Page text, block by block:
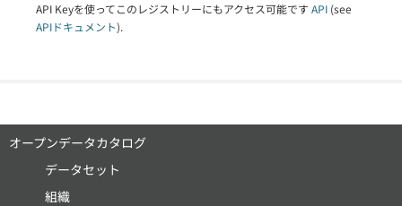
API Keyを使ってこのレジストリーにもアクセス可能です API (see
APIドキュメント).
オープンデータカタログ
データセット
組織